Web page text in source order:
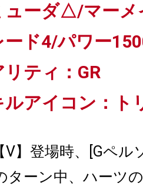
ューダ△/マーメ
ード4/パワー
リティ：GR
ルアイコン：ト
V】登場時、[Gペ
ターン中、ハーツ